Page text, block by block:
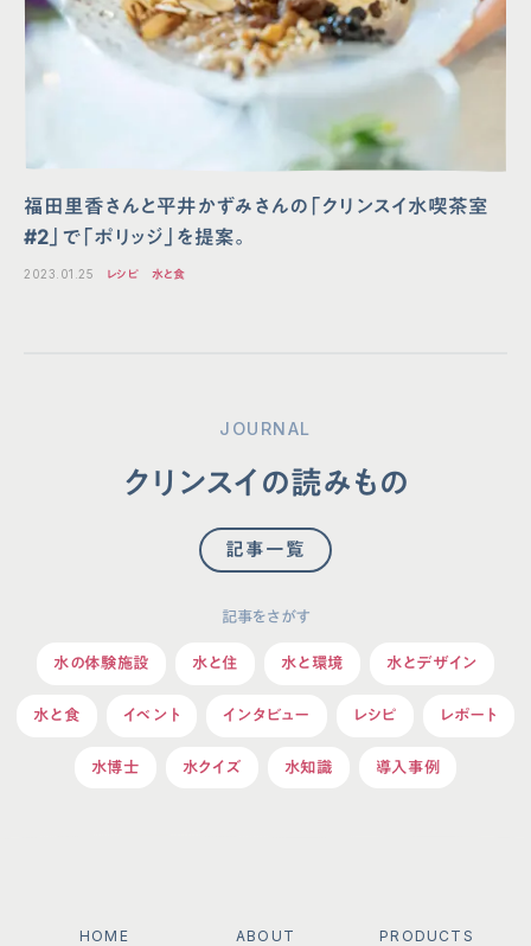
福田里香さんと平井かずみさんの「クリンスイ水喫茶室
#2」で「ポリッジ」を提案。
2023.01.25 レシピ 水と食
JOURNAL
クリンスイの読みもの
記事一覧
記事をさがす
水の体験施設 水と住 水と環境 水とデザイン
水と食 イベント インタビュー レシピ レポート
水博士 水クイズ 水知識 導入事例
HOME ABOUT PRODUCTS